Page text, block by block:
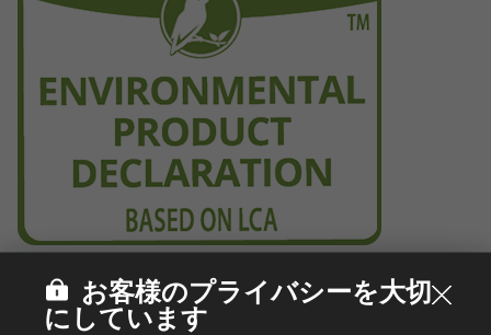
お客様のプライバシーを大切
にしています